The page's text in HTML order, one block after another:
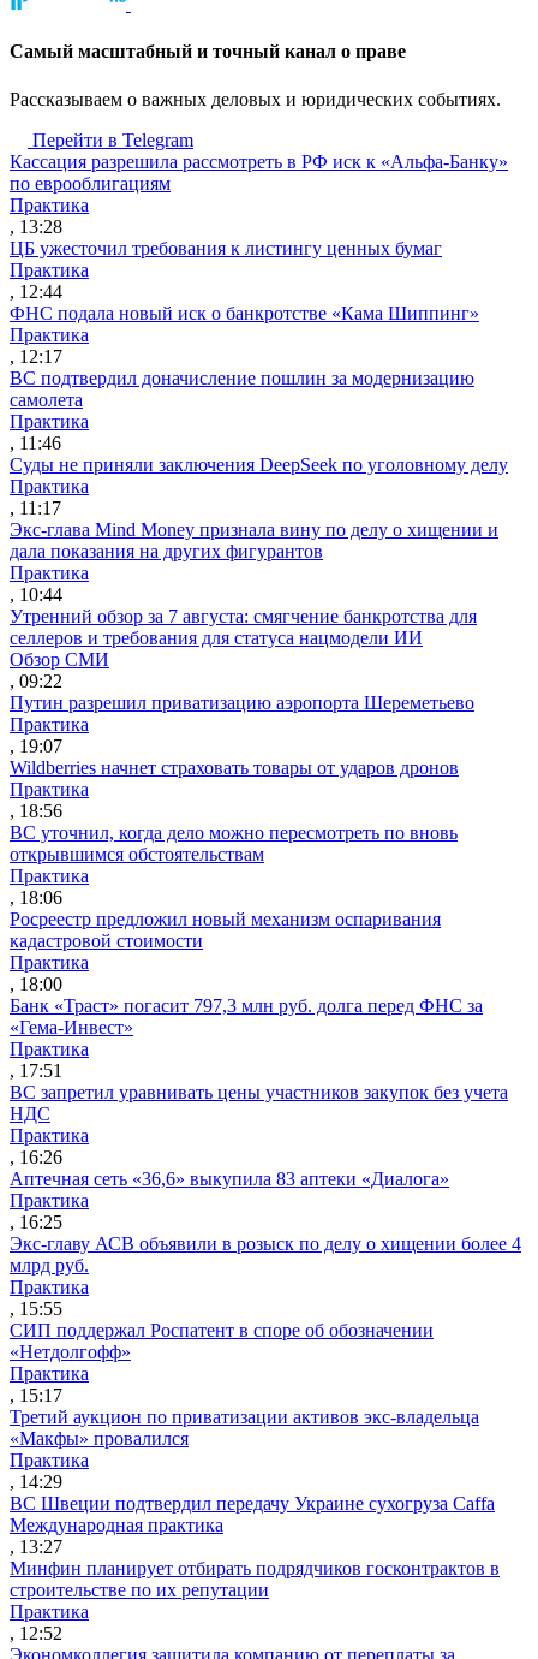
Cамый масштабный и точный канал о праве
Рассказываем о важных деловых и юридических событиях.
Перейти в Telegram
Кассация разрешила рассмотреть в РФ иск к «Альфа-Банку»
по еврооблигациям
Практика
, 13:28
ЦБ ужесточил требования к листингу ценных бумаг
Практика
, 12:44
ФНС подала новый иск о банкротстве «Кама Шиппинг»
Практика
, 12:17
ВС подтвердил доначисление пошлин за модернизацию
самолета
Практика
, 11:46
Суды не приняли заключения DeepSeek по уголовному делу
Практика
, 11:17
Экс-глава Mind Money признала вину по делу о хищении и
дала показания на других фигурантов
Практика
, 10:44
Утренний обзор за 7 августа: смягчение банкротства для
селлеров и требования для статуса нацмодели ИИ
Обзор СМИ
, 09:22
Путин разрешил приватизацию аэропорта Шереметьево
Практика
, 19:07
Wildberries начнет страховать товары от ударов дронов
Практика
, 18:56
ВС уточнил, когда дело можно пересмотреть по вновь
открывшимся обстоятельствам
Практика
, 18:06
Росреестр предложил новый механизм оспаривания
кадастровой стоимости
Практика
, 18:00
Банк «Траст» погасит 797,3 млн руб. долга перед ФНС за
«Гема-Инвест»
Практика
, 17:51
ВС запретил уравнивать цены участников закупок без учета
НДС
Практика
, 16:26
Аптечная сеть «36,6» выкупила 83 аптеки «Диалога»
Практика
, 16:25
Экс-главу АСВ объявили в розыск по делу о хищении более 4
млрд руб.
Практика
, 15:55
СИП поддержал Роспатент в споре об обозначении
«Нетдолгофф»
Практика
, 15:17
Третий аукцион по приватизации активов экс-владельца
«Макфы» провалился
Практика
, 14:29
ВС Швеции подтвердил передачу Украине сухогруза Caffa
Международная практика
, 13:27
Минфин планирует отбирать подрядчиков госконтрактов в
строительстве по их репутации
Практика
, 12:52
Экономколлегия защитила компанию от переплаты за